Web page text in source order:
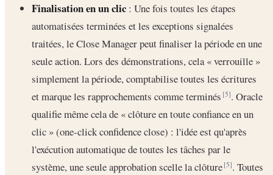
Finalisation en un clic : Une fois toutes les étapes
automatisées terminées et les exceptions signalées
traitées, le Close Manager peut finaliser la période en une
seule action. Lors des démonstrations, cela « verrouille »
simplement la période, comptabilise toutes les écritures
et marque les rapprochements comme terminés[5]. Oracle
qualifie même cela de « clôture en toute confiance en un
clic » (one-click confidence close) : l'idée est qu'après
l'exécution automatique de toutes les tâches par le
système, une seule approbation scelle la clôture[5]. Toutes